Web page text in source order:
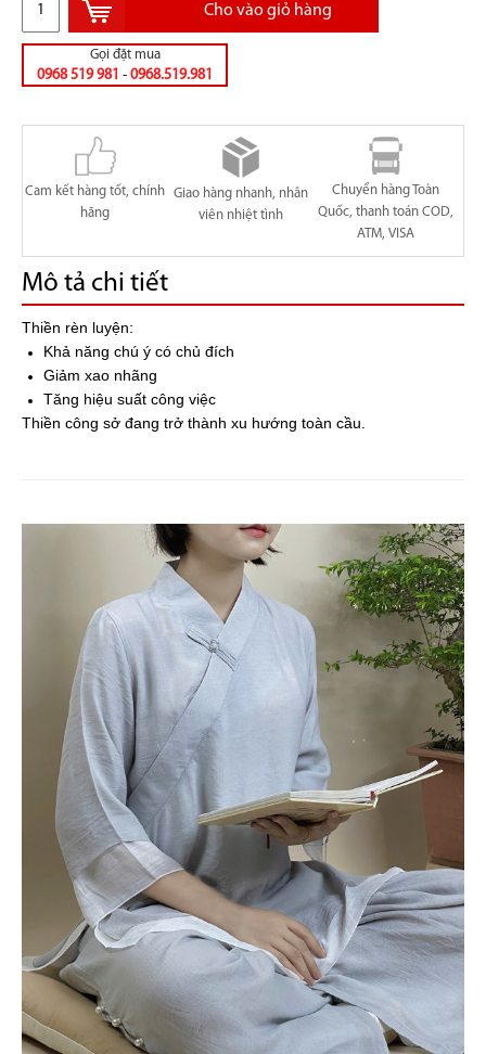
Cho vào giỏ hàng
Gọi đặt mua
0968 519 981 - 0968.519.981
Cam kết hàng tốt, chính
hãng
Giao hàng nhanh, nhân
viên nhiệt tình
Chuyển hàng Toàn
Quốc, thanh toán COD,
ATM, VISA
Mô tả chi tiết
Thiền rèn luyện:
Khả năng chú ý có chủ đích
Giảm xao nhãng
Tăng hiệu suất công việc
Thiền công sở đang trở thành xu hướng toàn cầu.